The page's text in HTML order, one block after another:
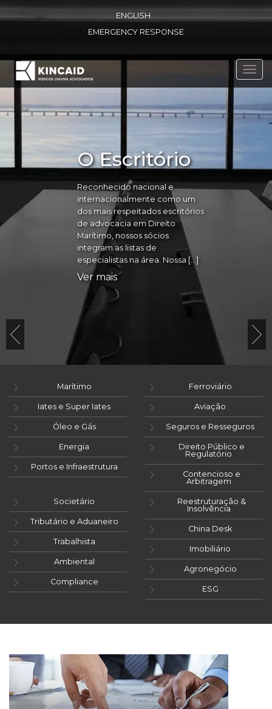
ENGLISH
EMERGENCY RESPONSE
O Escritório
Reconhecido nacional e
internacionalmente como um
dos mais respeitados escritórios
de advocacia em Direito
Marítimo, nossos sócios
integram as listas de
especialistas na área. Nossa […]
Ver mais
Marítimo
Iates e Super Iates
Óleo e Gás
Energia
Portos e Infraestrutura
Ferroviário
Aviação
Seguros e Resseguros
Direito Público e
Regulatório
Contencioso e
Arbitragem
Societário
Tributário e Aduaneiro
Trabalhista
Ambiental
Compliance
Reestruturação &
Insolvência
China Desk
Imobiliário
Agronegócio
ESG